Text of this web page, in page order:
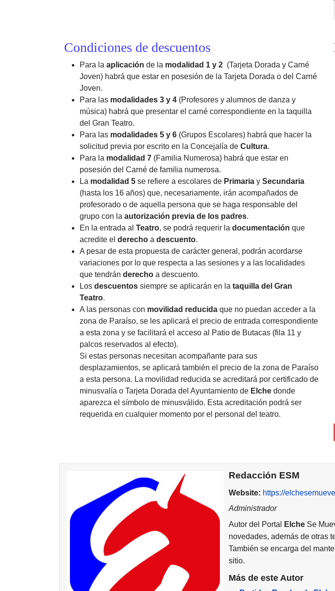
Condiciones de descuentos
Para la aplicación de la modalidad 1 y 2 (Tarjeta Dorada y Carné
Joven) habrá que estar en posesión de la Tarjeta Dorada o del Carné
Joven.
Para las modalidades 3 y 4 (Profesores y alumnos de danza y
música) habrá que presentar el carné correspondiente en la taquilla
del Gran Teatro.
Para las modalidades 5 y 6 (Grupos Escolares) habrá que hacer la
solicitud previa por escrito en la Concejalía de Cultura.
Para la modalidad 7 (Familia Numerosa) habrá que estar en
posesión del Carné de familia numerosa.
La modalidad 5 se refiere a escolares de Primaria y Secundaria
(hasta los 16 años) que, necesariamente, irán acompañados de
profesorado o de aquella persona que se haga responsable del
grupo con la autorización previa de los padres.
En la entrada al Teatro, se podrá requerir la documentación que
acredite el derecho a descuento.
A pesar de esta propuesta de carácter general, podrán acordarse
variaciones por lo que respecta a las sesiones y a las localidades
que tendrán derecho a descuento.
Los descuentos siempre se aplicarán en la taquilla del Gran
Teatro.
A las personas con movilidad reducida que no puedan acceder a la
zona de Paraíso, se les aplicará el precio de entrada correspondiente
a esta zona y se facilitará el acceso al Patio de Butacas (fila 11 y
palcos reservados al efecto).
Si estas personas necesitan acompañante para sus
desplazamientos, se aplicará también el precio de la zona de Paraíso
a esta persona. La movilidad reducida se acreditará por certificado de
minusvalía o Tarjeta Dorada del Ayuntamiento de Elche donde
aparezca el símbolo de minusválido. Esta acreditación podrá ser
requerida en cualquier momento por el personal del teatro.
Redacción ESM
Website: https://
Administrador
Autor del Portal
Elche Se
novedades, además de otras
También se encarga del
sitio.
Más de este Autor